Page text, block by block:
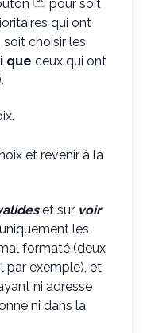
pour soit
qui ont
choisir les
que ceux qui ont
et revenir à la
et sur voir
les
formaté (deux
par exemple), et
ni adresse
ni dans la